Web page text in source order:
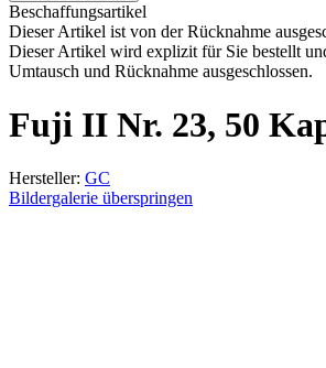
Beschaffungsartikel
Dieser Artikel ist von der Rücknahme
Dieser Artikel wird explizit für Sie bestellt
Umtausch und Rücknahme ausgeschlossen.
Fuji II Nr. 23, 50
Hersteller: GC
Bildergalerie überspringen